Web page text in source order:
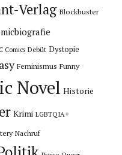
Verlag Blockbuster
Comics Debüt Dystopie
Feminismus Funny
Novel Historie
Krimi LGBTQIA+
Nachruf